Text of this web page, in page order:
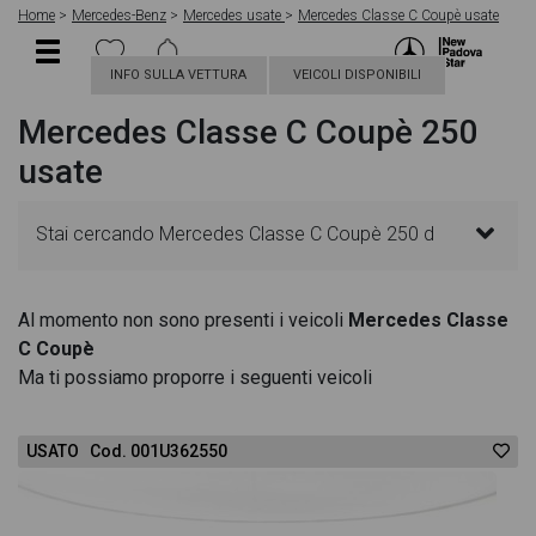
Home Mercedes-Benz Mercedes usate Mercedes Classe C Coupè usate
INFO SULLA VETTURA VEICOLI DISPONIBILI
Mercedes Classe C Coupè 250
usate
Stai cercando Mercedes Classe C Coupè 250 d
troverai le migliori offerte per acquistare un veicolo
Al momento non sono presenti i veicoli Mercedes Classe
C Coupè
Ma ti possiamo proporre i seguenti veicoli
USATO Cod. 001U362550